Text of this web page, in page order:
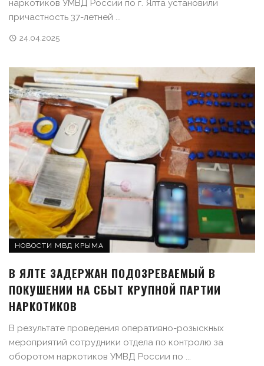
наркотиков УМВД России по г. Ялта установили
причастность 37-летней ...
24.04.2025
НОВОСТИ МВД КРЫМА
В ЯЛТЕ ЗАДЕРЖАН ПОДОЗРЕВАЕМЫЙ В
ПОКУШЕНИИ НА СБЫТ КРУПНОЙ ПАРТИИ
НАРКОТИКОВ
В результате проведения оперативно-розыскных
мероприятий сотрудники отдела по контролю за
оборотом наркотиков УМВД России по ...